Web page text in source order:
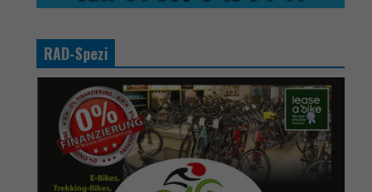
RAD-Spezi